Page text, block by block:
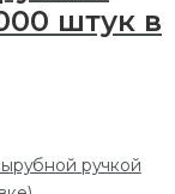
штук в